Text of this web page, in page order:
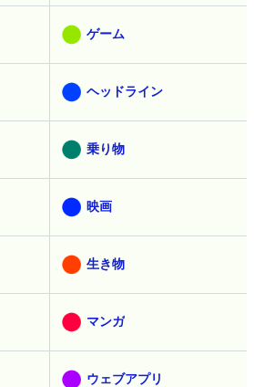
ゲーム
ヘッドライン
乗り物
映画
生き物
マンガ
ウェブアプリ